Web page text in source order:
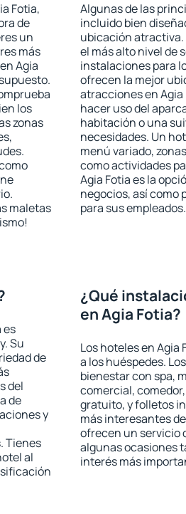
Fotia,
de
un
más
Agia
los
zonas
maletas
Algunas de las
incluido bien
ubicación atractiva.
el más alto nivel de
instalaciones para
ofrecen la mejor
atracciones en Agia
hacer uso del
habitación o una
necesidades. Un
menú variado,
como actividades
Agia Fotia es la
negocios, así como
para sus empleados.
es
Su
de
del
de
y
Tienes
al
¿Qué
en Agia Fotia?
Los hoteles en
a los huéspedes.
bienestar con spa,
comercial,
gratuito, y folletos
más interesantes
ofrecen un servicio
algunas ocasiones
interés más